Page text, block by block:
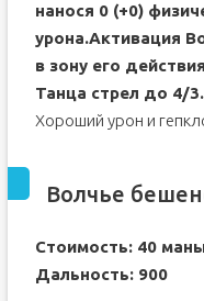
нанося 0 (+0)
урона.Активация
в зону его
Танца стрел до 4/
Хороший урон и
Волчье
Стоимость: 40
Дальность: 900